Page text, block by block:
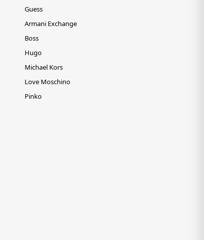
Guess
Armani Exchange
Boss
Hugo
Michael Kors
Love Moschino
Pinko